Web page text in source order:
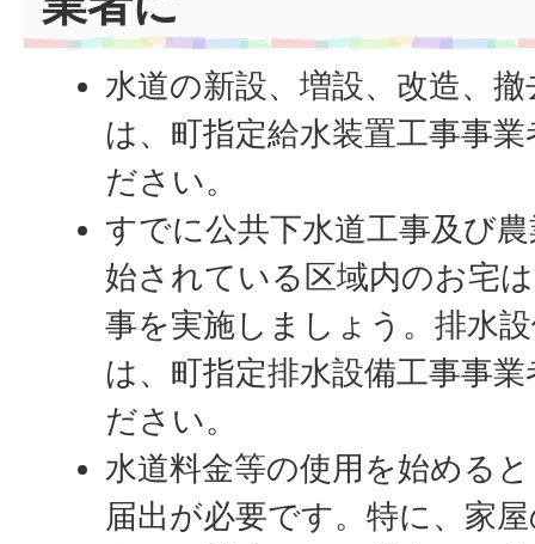
水道の新設、増設、改造、
は、町指定給水装置工事事
ださい。
すでに公共下水道工事及び
始されている区域内のお宅
事を実施しましょう。排水
は、町指定排水設備工事事
ださい。
水道料金等の使用を始める
届出が必要です。特に、家